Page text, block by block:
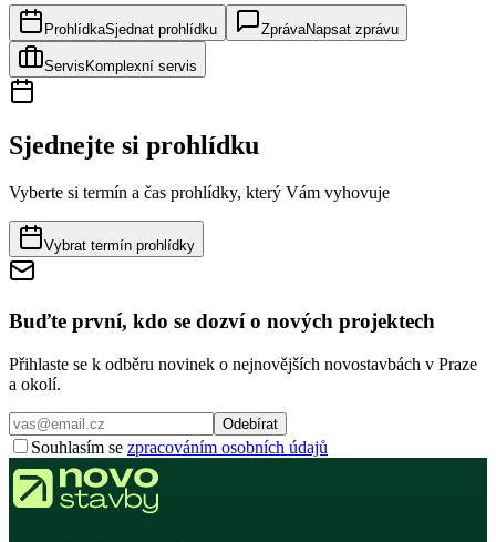
ProhlídkaSjednat prohlídku ZprávaNapsat zprávu
Servis Komplexní servis
Sjednejte si prohlídku
Vyberte si termín a čas prohlídky, který Vám vyhovuje
Vybrat termín prohlídky
Buďte první, kdo se dozví o nových projektech
Přihlaste se k odběru novinek o nejnovějších novostavbách v Praze
a okolí.
Odebírat
Souhlasím se zpracováním osobních údajů